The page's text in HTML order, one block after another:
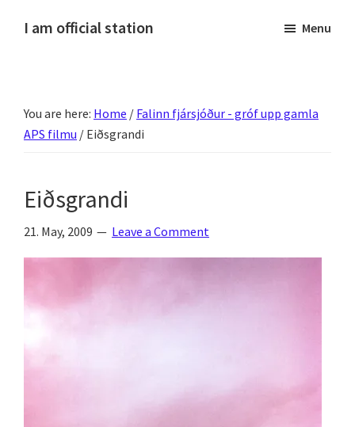
I am official station
fréttir
af
annað
skemmtilegt
:)
Menu
You are here: Home / Falinn fjársjóður - gróf upp gamla
APS filmu / Eiðsgrandi
Eiðsgrandi
21. May, 2009 Leave a Comment